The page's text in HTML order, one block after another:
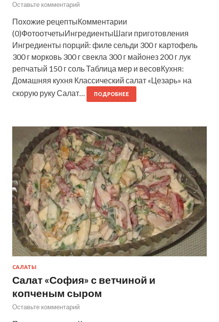
Оставьте комментарий
Похожие рецептыКомментарии
(0)ФотоотчетыИнгредиентыШаги приготовления
Ингредиенты порций: филе сельди 300 г картофель
300 г морковь 300 г свекла 300 г майонез 200 г лук
репчатый 150 г соль Таблица мер и весовКухня:
Домашняя кухня Классический салат «Цезарь» на
скорую руку Салат…
ПОДРОБНЕЕ
САЛАТЫ
Салат «София» с ветчиной и
копченым сыром
Оставьте комментарий